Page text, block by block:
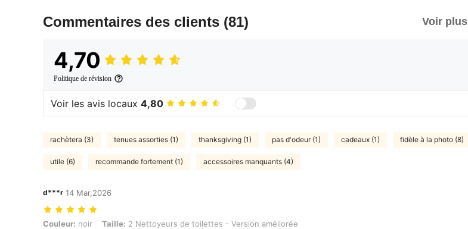
Commentaires des clients (81) Voir plus
4,70
Politique de révision
Voir les avis locaux 4,80
rachètera (3) tenues assorties (1) thanksgiving (1) pas d'odeur (1) cadeaux (1) fidèle à la photo (8)
utile (6) recommande fortement (1) accessoires manquants (4)
d***r 14 Mar,2026
Couleur: noir, Taille: 2 Nettoyeurs de toilettes - Version améliorée
Couleur: noir Taille: 2 Nettoyeurs de toilettes - Version améliorée